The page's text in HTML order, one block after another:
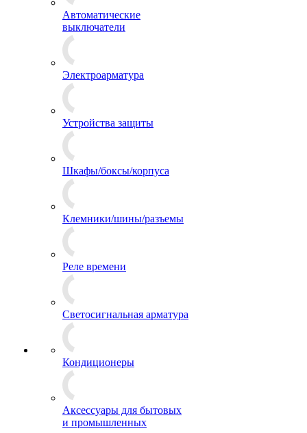
Автоматические
выключатели
Электроарматура
Устройства защиты
Шкафы/боксы/корпуса
Клемники/шины/разъемы
Реле времени
Светосигнальная арматура
Кондиционеры
Аксессуары для бытовых
и промышленных